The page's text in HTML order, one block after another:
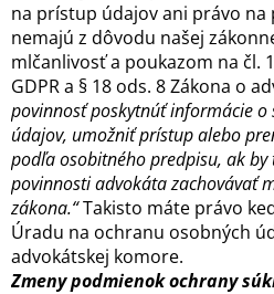
na prístup údajov ani právo
nemajú z dôvodu našej
mlčanlivosť a poukazom na čl.
GDPR a § 18 ods. 8 Zákona o
povinnosť poskytnúť informácie o
údajov, umožniť prístup alebo
podľa osobitného predpisu, ak
povinnosti advokáta zachovávať
zákona.“Takisto máte právo
Úradu na ochranu osobných
advokátskej komore.
Zmeny podmienok ochrany